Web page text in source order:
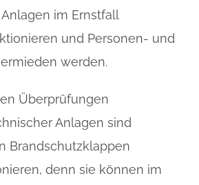
im Ernstfall
und Personen- und
werden.
Überprüfungen
Anlagen sind
Brandschutzklappen
denn sie können im